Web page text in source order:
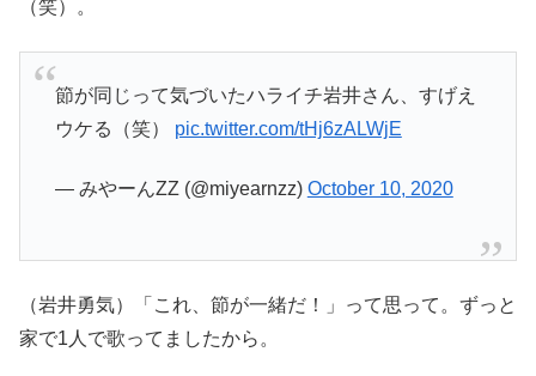
（笑）。
節が同じって気づいたハライチ岩井さん、すげえ
ウケる（笑） pic.twitter.com/tHj6zALWjE
— みやーんZZ (@miyearnzz) October 10, 2020
（岩井勇気）「これ、節が一緒だ！」って思って。ずっと
家で1人で歌ってましたから。